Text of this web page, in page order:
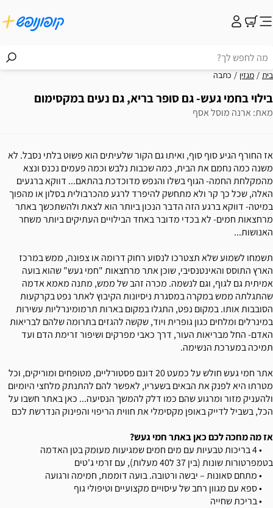
בית מגזין כתבה
בילוי בחמי געש- גם סופר בריא, גם נעים במקסימום
מאת: ארנה מוסל אסף
אז החורף הגיע סוף סוף, ואיתו גם הקור שלעיתים הוא פשוט בלתי נסבל. לא
משנה כמה נחמם את הבית, כמה שכבות נלבש וכמה פעמים נכנס ונצא
מהמקלחת החמה- הגוף בשלו והנפש מדוכדכת בהתאם... דווקא ברגעים
האלה, שכל כך קר ולא מתחשק להיפרד לרגע מהכרבולית בסלון או מהפוך
במיטה- דווקא ברגע הזה הדבר הנכון ביותר הוא לצאת ולהשתכשך באתר
מרחצאות חמים- לא בכדי מדובר באחד הבילויים העתיקים ביותר משחר
האנושות...
תשמחו לשמוע שלא תצטרכו לנסוע רחוק דרומה או צפונה, ממש במרכז
הארץ התוסס והאינטנסיבי, שוכן אתר מרחצאות "חמי געש" שהוא בועה
אמיתית גם לגוף, וגם לנשמה. מכרה זהב של ממש, מתנה מאמא אדמה
שהתגלתה ממש במקרה במסגרת ניסיונות הקיבוץ לאתר נפט בקרקעות
הסובבות אותו. במקום נפט, התגלו במקום בארות תרמומינרליות עשירות
במינרלים ומלחים כגון גופרית ויוד, שקשה להגזים בתרומה שלהם לבריאות
האדם- החל מבריאות העור, דרך כאבי מפרקים ושיפור זרימת הדם ועד
תמיכה במערכת הנשימה.
אתר חמי געש חולש על כמעט 20 דונם פסטורליים, מטופחים ומוריקים, וכל
מטרתו היא לפנק את הבאים בשעריו, לאפשר להם להתנתק מלחצי היומיום
ולהעניק מזור ומרגוע שהם כמו דלק להמשך הנסיעה... כאן באתר חשבו על
הכל, בשביל לדייק באופן מקסימלי את חווית הריפוי והפינוק הנדרשת לכם
אז מה מחכה לכם כאן באתר חמי געש?
• 4 בריכות טבעיות עם מים חמים שמגיעות מעומק בטן האדמה
בטמפרטורות שונות (בין 37 ל40 מעלות), עם זרמי ג'טים
• מתחם סאונות – יבשה ורטובה. בועה דוממת, חמימה ורגועה
• ספא עם מגוון רחב של עיסויים מקצועיים וטיפולי גוף
• בריכת שחייה